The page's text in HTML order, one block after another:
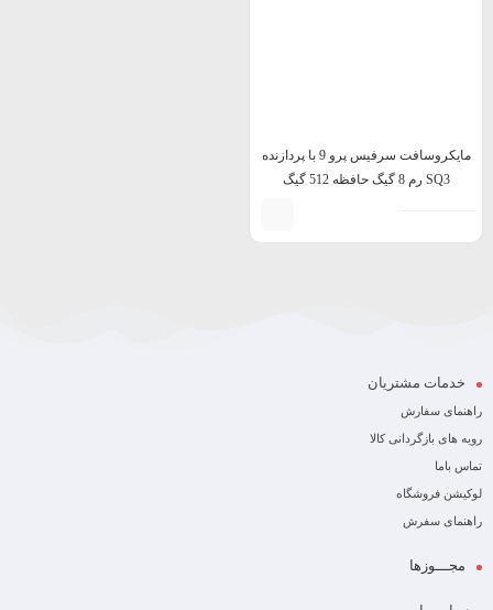
مایکروسافت سرفیس پرو 9 با پردازنده
SQ3 رم 8 گیگ حافظه 512 گیگ
خدمات مشتریان
راهنمای سفارش
رویه های بازگردانی کالا
تماس باما
لوکیشن فروشگاه
راهنمای سفرش
مجـــوزها